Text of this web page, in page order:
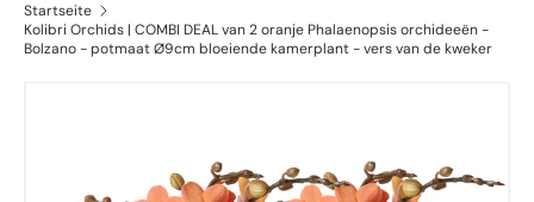
Startseite
Kolibri Orchids | COMBI DEAL van 2 oranje Phalaenopsis orchideeën -
Bolzano - potmaat Ø9cm bloeiende kamerplant - vers van de kweker